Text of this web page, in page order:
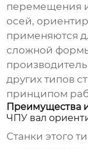
перемещения
осей,
применяются
сложной
других типов
принципом
Преимущества
ЧПУ вал
Станки этого